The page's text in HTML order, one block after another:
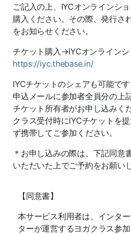
ご記入の上、IYCオンラインシ
購入ください。その際、発行さ
をお知らせください。
チケット購入→IYCオンラインシ
https://iyc.thebase.in/
IYCチケットのシェアも可能です
申込メールに参加者全員分の
チケット所有者がお申し込みく
クラス受付時にIYCチケットを
ず携帯してご参加ください。
＊お申し込みの際は、下記同意
いただいた上でご予約をお願い
【同意書】
本サービス利用者は、インタ
ターが運営するヨガクラス参